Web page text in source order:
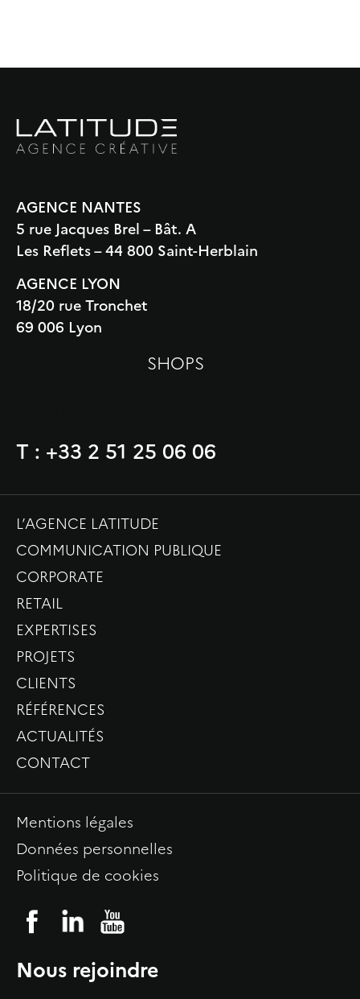
AGENCE NANTES
5 rue Jacques Brel – Bât. A
Les Reflets – 44 800 Saint-Herblain
AGENCE LYON
18/20 rue Tronchet
69 006 Lyon
SHOPS
T : +33 2 51 25 06 06
L’AGENCE LATITUDE
COMMUNICATION PUBLIQUE
CORPORATE
RETAIL
EXPERTISES
PROJETS
CLIENTS
RÉFÉRENCES
ACTUALITÉS
CONTACT
Mentions légales
Données personnelles
Politique de cookies
Nous rejoindre